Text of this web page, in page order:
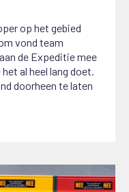
op het gebied
vond team
de Expeditie mee
al heel lang doet.
doorheen te laten